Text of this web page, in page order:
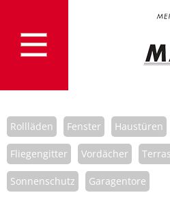
Rollläden Fenster Haustüren
Fliegengitter Vordächer
Sonnenschutz Garagentore